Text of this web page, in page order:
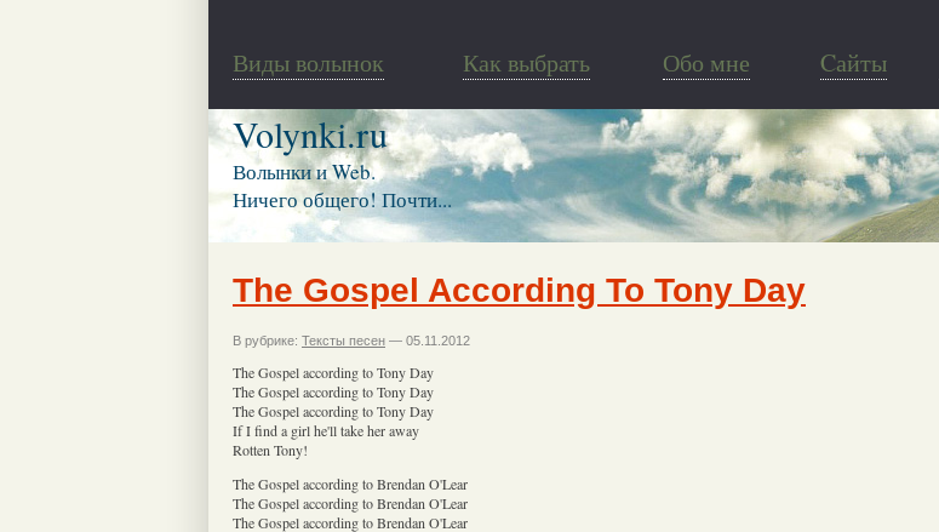
Виды волынок Как выбрать Обо мне Cайты
Volynki.ru
Волынки и Web.
Ничего общего! Почти...
The Gospel According To Tony Day
В рубрике: Тексты песен — 05.11.2012
The Gospel according to Tony Day
The Gospel according to Tony Day
The Gospel according to Tony Day
If I find a girl he'll take her away
Rotten Tony!
The Gospel according to Brendan O'Lear
The Gospel according to Brendan O'Lear
The Gospel according to Brendan O'Lear